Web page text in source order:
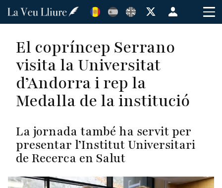
Vés
Menú
de
de
El copríncep Serrano
visita la Universitat
d’Andorra i rep la
Medalla de la institució
La jornada també ha servit per
presentar l’Institut Universitari
de Recerca en Salut